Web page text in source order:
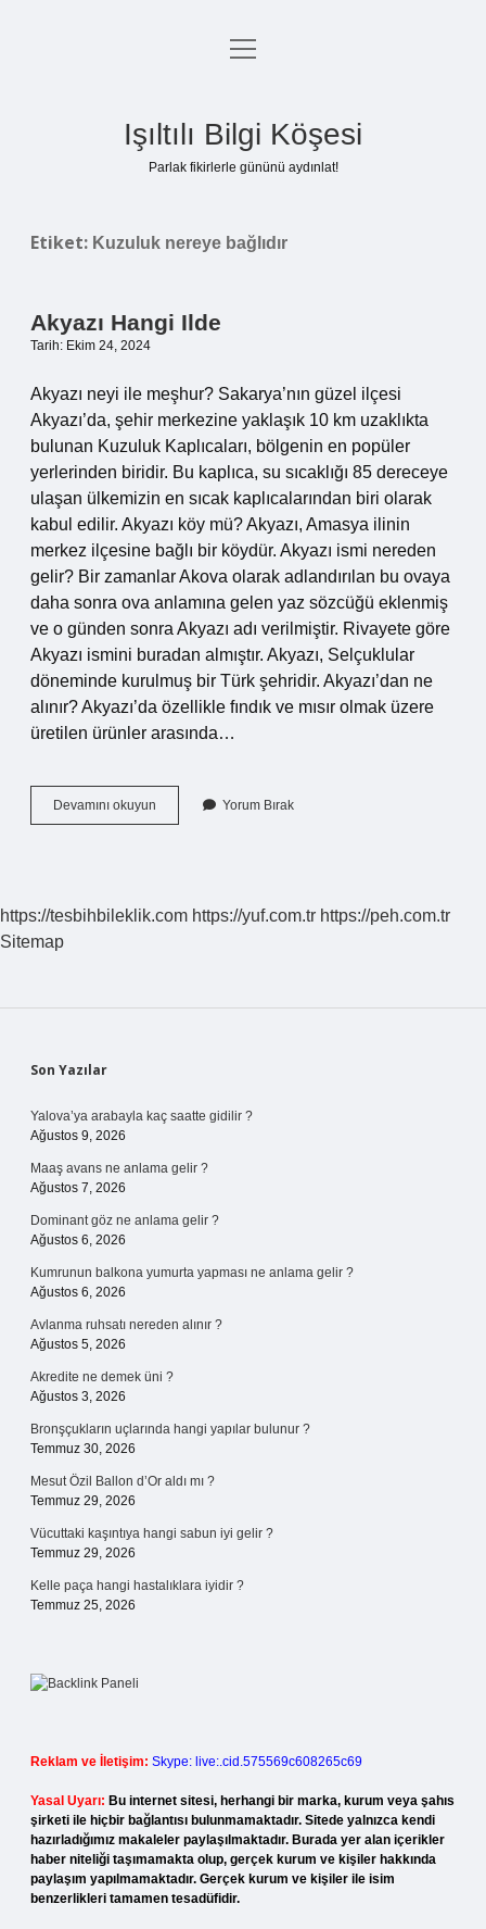
Anasayfa
Yasal Uyarı
menüyü
Işıltılı Bilgi Köşesi
Parlak fikirlerle gününü aydınlat!
Etiket: Kuzuluk nereye bağlıdır
Akyazı Hangi Ilde
Tarih: Ekim 24, 2024
Akyazı neyi ile meşhur? Sakarya’nın güzel ilçesi
Akyazı’da, şehir merkezine yaklaşık 10 km uzaklıkta
bulunan Kuzuluk Kaplıcaları, bölgenin en popüler
yerlerinden biridir. Bu kaplıca, su sıcaklığı 85 dereceye
ulaşan ülkemizin en sıcak kaplıcalarından biri olarak
kabul edilir. Akyazı köy mü? Akyazı, Amasya ilinin
merkez ilçesine bağlı bir köydür. Akyazı ismi nereden
gelir? Bir zamanlar Akova olarak adlandırılan bu ovaya
daha sonra ova anlamına gelen yaz sözcüğü eklenmiş
ve o günden sonra Akyazı adı verilmiştir. Rivayete göre
Akyazı ismini buradan almıştır. Akyazı, Selçuklular
döneminde kurulmuş bir Türk şehridir. Akyazı’dan ne
alınır? Akyazı’da özellikle fındık ve mısır olmak üzere
üretilen ürünler arasında…
Devamını okuyun
Hangi
Yorum Bırak
https://tesbihbileklik.com https://yuf.com.tr https://peh.com.tr
Sitemap
Sidebar
Son Yazılar
Yalova’ya arabayla kaç saatte gidilir ?
Ağustos 9, 2026
Maaş avans ne anlama gelir ?
Ağustos 7, 2026
Dominant göz ne anlama gelir ?
Ağustos 6, 2026
Kumrunun balkona yumurta yapması ne anlama gelir ?
Ağustos 6, 2026
Avlanma ruhsatı nereden alınır ?
Ağustos 5, 2026
Akredite ne demek üni ?
Ağustos 3, 2026
Bronşçukların uçlarında hangi yapılar bulunur ?
Temmuz 30, 2026
Mesut Özil Ballon d’Or aldı mı ?
Temmuz 29, 2026
Vücuttaki kaşıntıya hangi sabun iyi gelir ?
Temmuz 29, 2026
Kelle paça hangi hastalıklara iyidir ?
Temmuz 25, 2026
Reklam ve İletişim: Skype: live:.cid.575569c608265c69
Yasal Uyarı: Bu internet sitesi, herhangi bir marka, kurum veya şahıs
şirketi ile hiçbir bağlantısı bulunmamaktadır. Sitede yalnızca kendi
hazırladığımız makaleler paylaşılmaktadır. Burada yer alan içerikler
haber niteliği taşımamakta olup, gerçek kurum ve kişiler hakkında
paylaşım yapılmamaktadır. Gerçek kurum ve kişiler ile isim
benzerlikleri tamamen tesadüfidir.